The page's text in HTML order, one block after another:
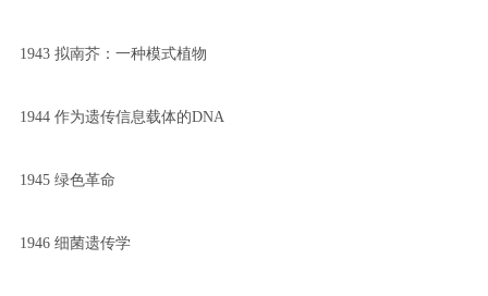
1943 拟南芥：一种模式植物
1944 作为遗传信息载体的DNA
1945 绿色革命
1946 细菌遗传学